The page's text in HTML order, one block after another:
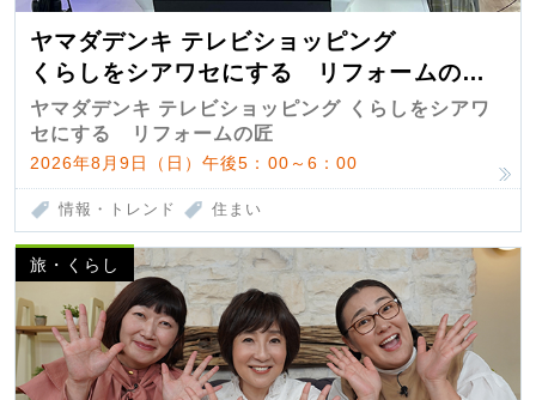
ヤマダデンキ テレビショッピング
くらしをシアワセにする リフォームの
匠 第7弾
ヤマダデンキ テレビショッピング くらしをシアワ
セにする リフォームの匠
2026年8月9日（日）午後5：00～6：00
情報・トレンド 住まい
旅・くらし